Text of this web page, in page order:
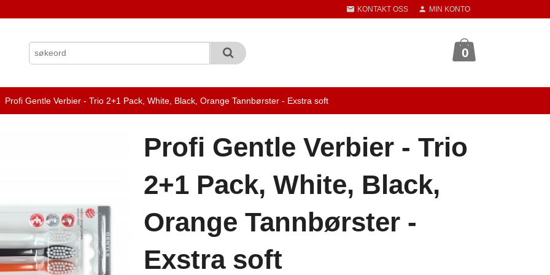
KONTAKT OSS MIN KONTO
0
Profi Gentle Verbier - Trio 2+1 Pack, White, Black, Orange Tannbørster - Exstra soft
Profi Gentle Verbier - Trio
2+1 Pack, White, Black,
Orange Tannbørster -
Exstra soft